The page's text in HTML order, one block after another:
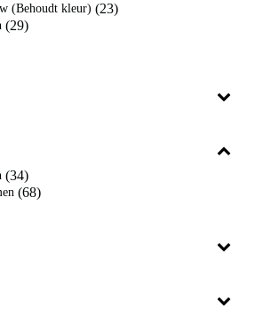
(Behoudt kleur) (23)
(29)
(34)
(68)